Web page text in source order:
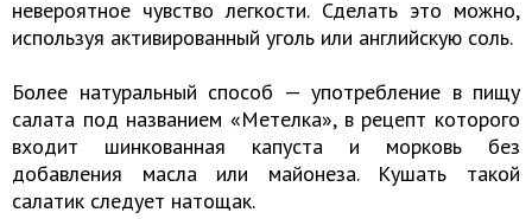
невероятное чувство легкости. Сделать это можно,
используя активированный уголь или английскую соль.
Более натуральный способ — употребление в пищу
салата под названием «Метелка», в рецепт которого
входит шинкованная капуста и морковь без
добавления масла или майонеза. Кушать такой
салатик следует натощак.